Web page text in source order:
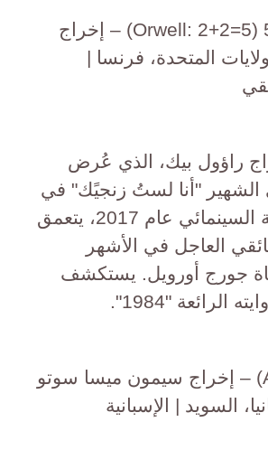
أورويل:2+2=5 (Orwell: 2+2=5) – إخراج
المتحدة، فرنسا |
راؤول بيك، الذي عُرض
الشهير "أنا لستُ زنجيًك" في
مهرجان الجونة السينمائي عام 2017، يتعمق
العاجل في الأشهر
جورج أورويل. يستكشف
الرائعة "1984".
شاعر (A Poet) – إخراج سيمون ميسا سوتو
السويد | الإسبانية